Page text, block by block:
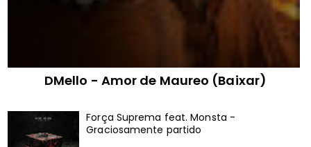
DMello - Amor de Maureo (Baixar)
Força Suprema feat. Monsta -
Graciosamente partido